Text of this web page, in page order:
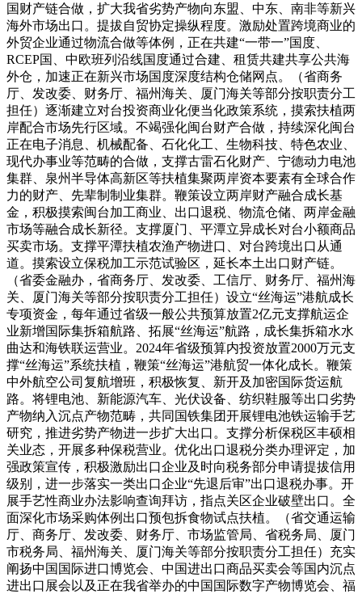
国财产链合做，扩大我省劣势产物向东盟、中东、南非等新兴
海外市场出口。提拔自贸协定操纵程度。激励处置跨境商业的
外贸企业通过物流合做等体例，正在共建“一带一”国度、
RCEP国、中欧班列沿线国度通过合建、租赁共建共享公共海
外仓，加速正在新兴市场国度深度结构仓储网点。（省商务
厅、发改委、财务厅、福州海关、厦门海关等部分按职责分工
担任）逐渐建立对台投资商业化便当化政策系统，摸索扶植两
岸配合市场先行区域。不竭强化闽台财产合做，持续深化闽台
正在电子消息、机械配备、石化化工、生物科技、特色农业、
现代办事业等范畴的合做，支撑古雷石化财产、宁德动力电池
集群、泉州半导体高新区等扶植集聚两岸资本要素有全球合作
力的财产、先辈制制业集群。鞭策设立两岸财产融合成长基
金，积极摸索闽台加工商业、出口退税、物流仓储、两岸金融
市场等融合成长新径。支撑厦门、平潭立异成长对台小额商品
买卖市场。支撑平潭扶植农渔产物进口、对台跨境出口从通
道。摸索设立保税加工示范试验区，延长本土出口财产链。
（省委金融办，省商务厅、发改委、工信厅、财务厅、福州海
关、厦门海关等部分按职责分工担任）设立“丝海运”港航成长
专项资金，每年通过省级一般公共预算放置2亿元支撑航运企
业新增国际集拆箱航路、拓展“丝海运”航路，成长集拆箱水水
曲达和海铁联运营业。2024年省级预算内投资放置2000万元支
撑“丝海运”系统扶植，鞭策“丝海运”港航贸一体化成长。鞭策
中外航空公司复航增班，积极恢复、新开及加密国际货运航
路。将锂电池、新能源汽车、光伏设备、纺织鞋服等出口劣势
产物纳入沉点产物范畴，共同国铁集团开展锂电池铁运输手艺
研究，推进劣势产物进一步扩大出口。支撑分析保税区丰硕相
关业态，开展多种保税营业。优化出口退税分类办理评定，加
强政策宣传，积极激励出口企业及时向税务部分申请提拔信用
级别，进一步落实一类出口企业“先退后审”出口退税办事。开
展手艺性商业办法影响查询拜访，指点关区企业破壁出口。全
面深化市场采购体例出口预包拆食物试点扶植。（省交通运输
厅、商务厅、发改委、财务厅、市场监管局、省税务局、厦门
市税务局、福州海关、厦门海关等部分按职责分工担任）充实
阐扬中国国际进口博览会、中国进出口商品买卖会等国内沉点
进出口展会以及正在我省举办的中国国际数字产物博览会、福